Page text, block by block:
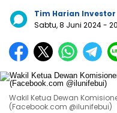
Tim Harian Investor
Sabtu, 8 Juni 2024-
Wakil Ketua Dewan
(Facebook.com @ilunifebui)